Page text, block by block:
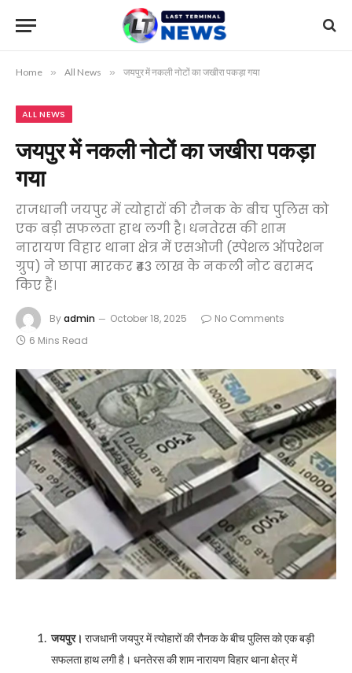
Home » All News » जयपुर में नकली नोटों का जखीरा पकड़ा गया
ALL NEWS
जयपुर में नकली नोटों का जखीरा पकड़ा
गया
राजधानी जयपुर में त्योहारों की रौनक के बीच पुलिस को
एक बड़ी सफलता हाथ लगी है। धनतेरस की शाम
नारायण विहार थाना क्षेत्र में एसओजी (स्पेशल ऑपरेशन
ग्रुप) ने छापा मारकर ₹43 लाख के नकली नोट बरामद
किए हैं।
Byadmin October 18, 2025
No Comments
6 Mins Read
जयपुर। राजधानी जयपुर में त्योहारों की रौनक के बीच पुलिस को एक बड़ी
सफलता हाथ लगी है। धनतेरस की शाम नारायण विहार थाना क्षेत्र में